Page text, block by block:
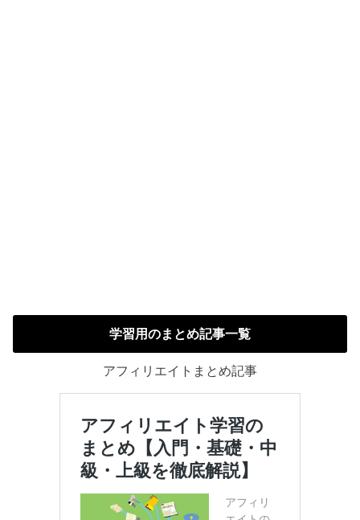
学習用のまとめ記事一覧
アフィリエイトまとめ記事